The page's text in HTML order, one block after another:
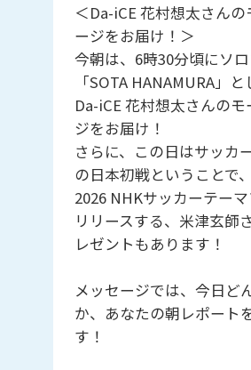
＜Da-iCE 花村想太さん
ージをお届け！＞
今朝は、6時30分頃にソ
「SOTA HANAMURA」と
Da-iCE 花村想太さんの
ジをお届け！
さらに、この日はサッカ
の日本初戦ということで、
2026 NHKサッカーテー
リリースする、米津玄師
レゼントもあります！
メッセージでは、今日ど
か、あなたの朝レポート
す！